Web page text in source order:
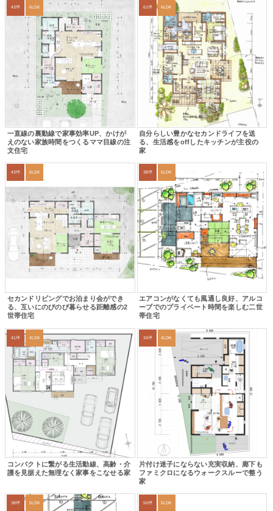
43坪 6LDK
一直線の裏動線で家事効率UP、かけが
えのない家族時間をつくるママ目線の注
文住宅
61坪 6LDK
自分らしい豊かなセカンドライフを送
る、生活感をoffしたキッチンが主役の
家
43坪 6LDK
セカンドリビングでお泊まり会ができ
る、互いにのびのび暮らせる距離感の2
世帯住宅
38坪 5LDK
エアコンがなくても風通し良好、アルコ
ーブでのプライベート時間を楽しむ二世
帯住宅
41坪 4LDK
コンパクトに繋がる生活動線、高齢・介
護を見据えた無理なく家事をこなせる家
34坪 4LDK
片付け迷子にならない充実収納、廊下も
ファミクロになるウォークスルーで整う
家
38坪 5LDK 50坪 5LDK